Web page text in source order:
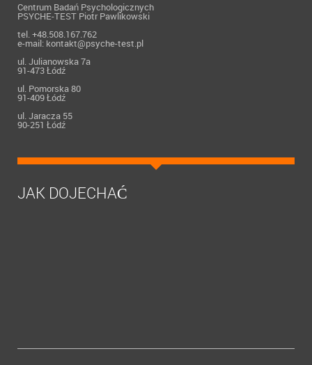
Centrum Badań Psychologicznych
PSYCHE-TEST Piotr Pawlikowski
tel. +48.508.167.762
e-mail: kontakt@psyche-test.pl
ul. Julianowska 7a
91-473 Łódź
ul. Pomorska 80
91-409 Łódź
ul. Jaracza 55
90-251 Łódź
JAK DOJECHAĆ